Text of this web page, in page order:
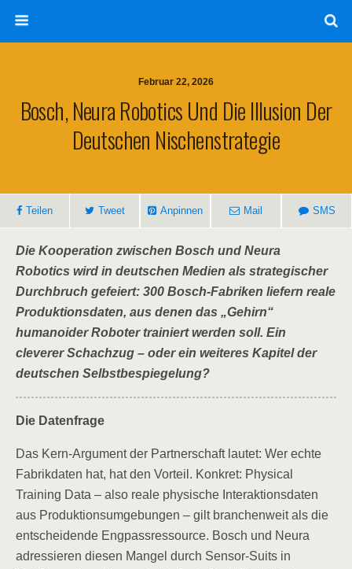
Februar 22, 2026
Bosch, Neura Robotics Und Die Illusion Der
Deutschen Nischenstrategie
Teilen Tweet Anpinnen Mail SMS
Die Kooperation zwischen Bosch und Neura
Robotics wird in deutschen Medien als strategischer
Durchbruch gefeiert: 300 Bosch-Fabriken liefern reale
Produktionsdaten, aus denen das „Gehirn“
humanoider Roboter trainiert werden soll. Ein
cleverer Schachzug – oder ein weiteres Kapitel der
deutschen Selbstbespiegelung?
Die Datenfrage
Das Kern-Argument der Partnerschaft lautet: Wer echte
Fabrikdaten hat, hat den Vorteil. Konkret: Physical
Training Data – also reale physische Interaktionsdaten
aus Produktionsumgebungen – gilt branchenweit als die
entscheidende Engpassressource. Bosch und Neura
adressieren diesen Mangel durch Sensor-Suits in